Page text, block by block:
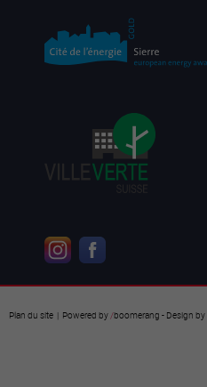
Plan du site | Powered by /boomerang - Design by